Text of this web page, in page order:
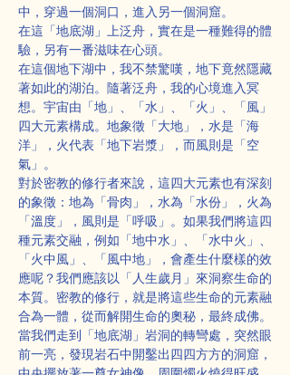
中，穿過一個洞口，進入另一個洞窟。
在這「地底湖」上泛舟，實在是一種難得的體
驗，另有一番滋味在心頭。
在這個地下湖中，我不禁驚嘆，地下竟然隱藏
著如此的湖泊。隨著泛舟，我的心境進入冥
想。宇宙由「地」、「水」、「火」、「風」
四大元素構成。地象徵「大地」，水是「海
洋」，火代表「地下岩漿」，而風則是「空
氣」。
對於密教的修行者來說，這四大元素也有深刻
的象徵：地為「骨肉」，水為「水份」，火為
「溫度」，風則是「呼吸」。如果我們將這四
種元素交融，例如「地中水」、「水中火」、
「火中風」、「風中地」，會產生什麼樣的效
應呢？我們應該以「人生歲月」來洞察生命的
本質。密教的修行，就是將這些生命的元素融
合為一體，從而解開生命的奧秘，最終成佛。
當我們走到「地底湖」岩洞的轉彎處，突然眼
前一亮，發現岩石中開鑿出四四方方的洞窟，